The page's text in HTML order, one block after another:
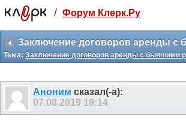
Святые угодники, Клерк
прекрасен:)
месяц
3 месяца
259
₽
-10%
/ Форум Клерк.Ру
Тема: Заключение договоров аренды с бывшими
Аноним сказал(-а):
07.08.2019 18:14